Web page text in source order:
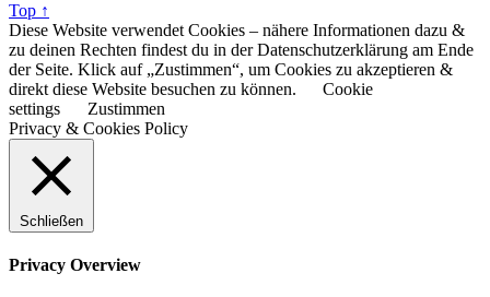
Top ↑
Diese Website verwendet Cookies – nähere Informationen dazu &
zu deinen Rechten findest du in der Datenschutzerklärung am Ende
der Seite. Klick auf „Zustimmen“, um Cookies zu akzeptieren &
direkt diese Website besuchen zu können.
Cookie
settings
Zustimmen
Privacy & Cookies Policy
Schließen
Privacy Overview